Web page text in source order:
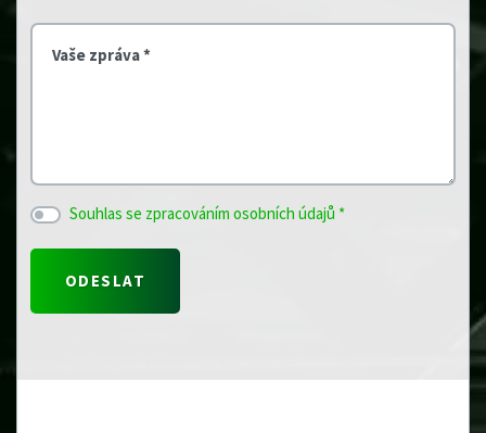
Vaše zpráva *
Souhlas se zpracováním osobních údajů *